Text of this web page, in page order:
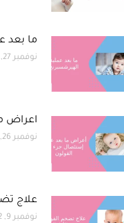
ما بعد
نوفمبر 27, 2022
اعراض
نوفمبر 26, 2022
علاج
نوفمبر 9, 2022